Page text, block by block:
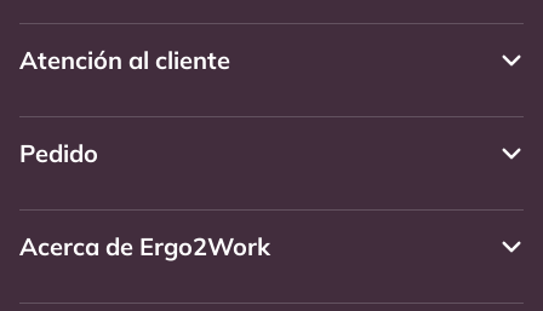
Atención al cliente
Pedido
Acerca de Ergo2Work